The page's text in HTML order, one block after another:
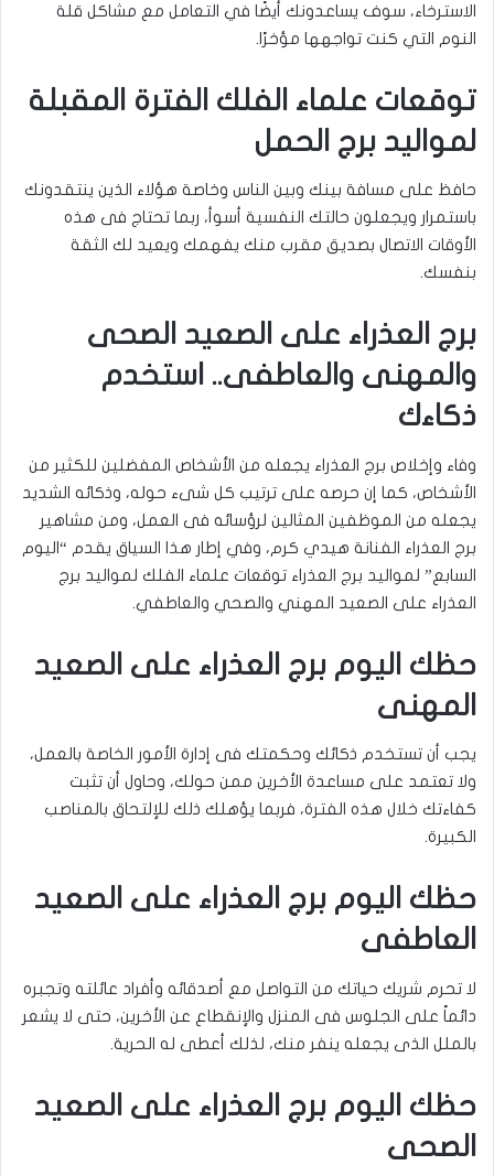
الاسترخاء، سوف يساعدونك أيضًا في التعامل مع مشاكل قلة
النوم التي كنت تواجهها مؤخرًا.
توقعات علماء الفلك الفترة المقبلة
لمواليد برج الحمل
حافظ على مسافة بينك وبين الناس وخاصة هؤلاء الذين ينتقدونك
باستمرار ويجعلون حالتك النفسية أسوأ، ربما تحتاج فى هذه
الأوقات الاتصال بصديق مقرب منك يفهمك ويعيد لك الثقة
بنفسك.
برج العذراء على الصعيد الصحى
والمهنى والعاطفى.. استخدم
ذكاءك
وفاء وإخلاص برج العذراء يجعله من الأشخاص المفضلين للكثير من
الأشخاص، كما إن حرصه على ترتيب كل شىء حوله، وذكائه الشديد
يجعله من الموظفين المثالين لرؤسائه فى العمل، ومن مشاهير
برج العذراء الفنانة هيدي كرم، وفي إطار هذا السياق يقدم “اليوم
السابع” لمواليد برج العذراء توقعات علماء الفلك لمواليد برج
العذراء على الصعيد المهني والصحي والعاطفي.
حظك اليوم برج العذراء على الصعيد
المهنى
يجب أن تستخدم ذكائك وحكمتك فى إدارة الأمور الخاصة بالعمل،
ولا تعتمد على مساعدة الأخرين ممن حولك، وحاول أن تثبت
كفاءتك خلال هذه الفترة، فربما يؤهلك ذلك للإلتحاق بالمناصب
الكبيرة.
حظك اليوم برج العذراء على الصعيد
العاطفى
لا تحرم شريك حياتك من التواصل مع أصدقائه وأفراد عائلته وتجبره
دائماً على الجلوس فى المنزل والإنقطاع عن الأخرين، حتى لا يشعر
بالملل الذى يجعله ينفر منك، لذلك أعطى له الحرية.
حظك اليوم برج العذراء على الصعيد
الصحى